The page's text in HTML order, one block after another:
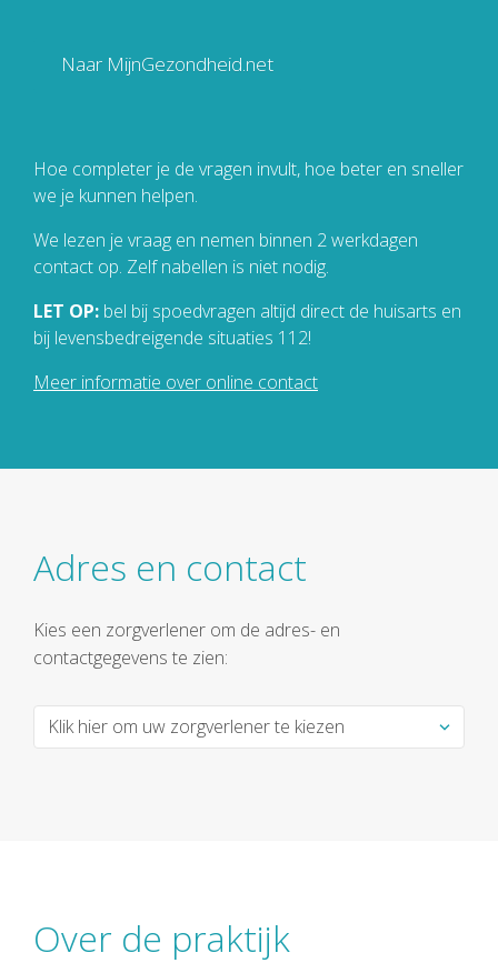
Naar MijnGezondheid.net
Hoe completer je de vragen invult, hoe beter en sneller
we je kunnen helpen.
We lezen je vraag en nemen binnen 2 werkdagen
contact op. Zelf nabellen is niet nodig.
LET OP: bel bij spoedvragen altijd direct de huisarts en
bij levensbedreigende situaties 112!
Meer informatie over online contact
Adres en contact
Kies een zorgverlener om de adres- en
contactgegevens te zien:
Over de praktijk